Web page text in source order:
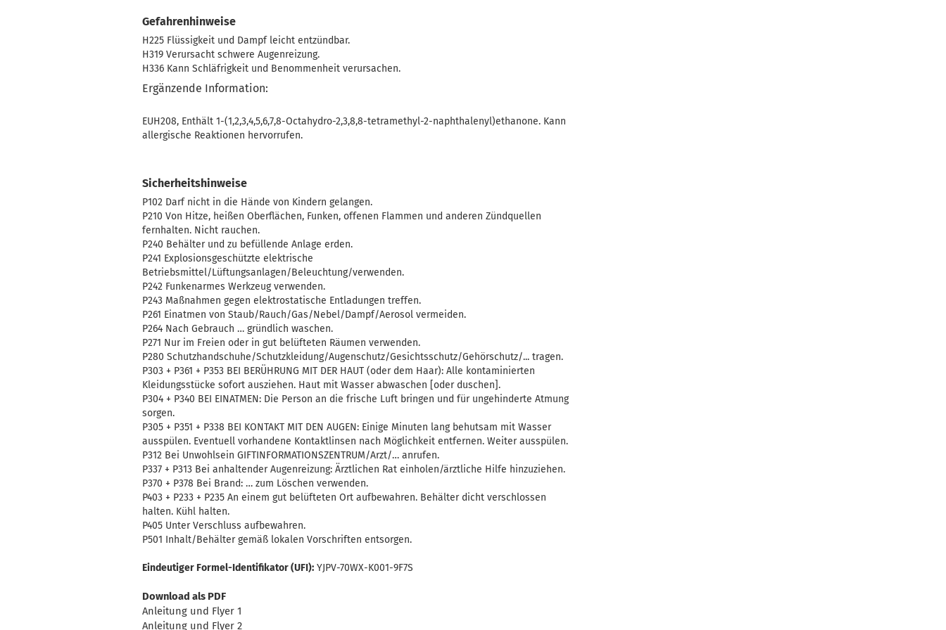
Gefahrenhinweise
H225 Flüssigkeit und Dampf leicht entzündbar.
H319 Verursacht schwere Augenreizung.
H336 Kann Schläfrigkeit und Benommenheit verursachen.
Ergänzende Information:
EUH208, Enthält 1-(1,2,3,4,5,6,7,8-Octahydro-2,3,8,8-tetramethyl-2-naphthalenyl)ethanone. Kann
allergische Reaktionen hervorrufen.
Sicherheitshinweise
P102 Darf nicht in die Hände von Kindern gelangen.
P210 Von Hitze, heißen Oberflächen, Funken, offenen Flammen und anderen Zündquellen
fernhalten. Nicht rauchen.
P240 Behälter und zu befüllende Anlage erden.
P241 Explosionsgeschützte elektrische
Betriebsmittel/Lüftungsanlagen/Beleuchtung/verwenden.
P242 Funkenarmes Werkzeug verwenden.
P243 Maßnahmen gegen elektrostatische Entladungen treffen.
P261 Einatmen von Staub/Rauch/Gas/Nebel/Dampf/Aerosol vermeiden.
P264 Nach Gebrauch … gründlich waschen.
P271 Nur im Freien oder in gut belüfteten Räumen verwenden.
P280 Schutzhandschuhe/Schutzkleidung/Augenschutz/Gesichtsschutz/Gehörschutz/... tragen.
P303 + P361 + P353 BEI BERÜHRUNG MIT DER HAUT (oder dem Haar): Alle kontaminierten
Kleidungsstücke sofort ausziehen. Haut mit Wasser abwaschen [oder duschen].
P304 + P340 BEI EINATMEN: Die Person an die frische Luft bringen und für ungehinderte Atmung
sorgen.
P305 + P351 + P338 BEI KONTAKT MIT DEN AUGEN: Einige Minuten lang behutsam mit Wasser
ausspülen. Eventuell vorhandene Kontaktlinsen nach Möglichkeit entfernen. Weiter ausspülen.
P312 Bei Unwohlsein GIFTINFORMATIONSZENTRUM/Arzt/… anrufen.
P337 + P313 Bei anhaltender Augenreizung: Ärztlichen Rat einholen/ärztliche Hilfe hinzuziehen.
P370 + P378 Bei Brand: … zum Löschen verwenden.
P403 + P233 + P235 An einem gut belüfteten Ort aufbewahren. Behälter dicht verschlossen
halten. Kühl halten.
P405 Unter Verschluss aufbewahren.
P501 Inhalt/Behälter gemäß lokalen Vorschriften entsorgen.
Eindeutiger Formel-Identifikator (UFI): YJPV-70WX-K001-9F7S
Download als PDF
Anleitung und Flyer 1
Anleitung und Flyer 2